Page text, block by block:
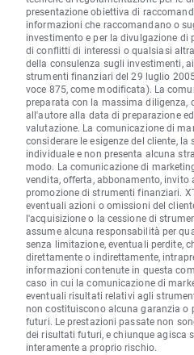
presentazione obiettiva di
informazioni che raccomandano o
investimento e per la divulgazione
di conflitti di interessi o qualsiasi
della consulenza sugli investimenti,
strumenti finanziari del 29 luglio
voce 875, come modificata). La
preparata con la massima diligenza,
all'autore alla data di preparazione
valutazione. La comunicazione di
considerare le esigenze del cliente,
individuale e non presenta alcuna
modo. La comunicazione di
vendita, offerta, abbonamento,
promozione di strumenti finanziari.
eventuali azioni o omissioni del
l'acquisizione o la cessione di
assume alcuna responsabilità per
senza limitazione, eventuali perdite,
direttamente o indirettamente,
informazioni contenute in questa
caso in cui la comunicazione di
eventuali risultati relativi agli
non costituiscono alcuna garanzia o
futuri. Le prestazioni passate non
dei risultati futuri, e chiunque agisca
interamente a proprio rischio.